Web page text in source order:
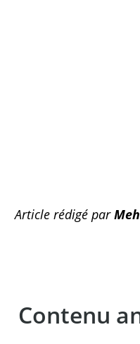
Article rédigé par
Contenu